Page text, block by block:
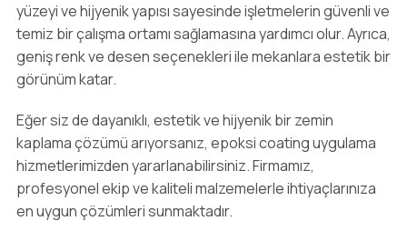
yüzeyi ve hijyenik yapısı sayesinde işletmelerin güvenli ve
temiz bir çalışma ortamı sağlamasına yardımcı olur. Ayrıca,
geniş renk ve desen seçenekleri ile mekanlara estetik bir
görünüm katar.
Eğer siz de dayanıklı, estetik ve hijyenik bir zemin
kaplama çözümü arıyorsanız, epoksi coating uygulama
hizmetlerimizden yararlanabilirsiniz. Firmamız,
profesyonel ekip ve kaliteli malzemelerle ihtiyaçlarınıza
en uygun çözümleri sunmaktadır.